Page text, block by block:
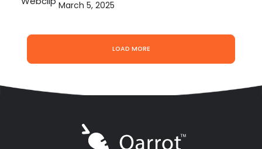
March 5, 2025
LOAD MORE